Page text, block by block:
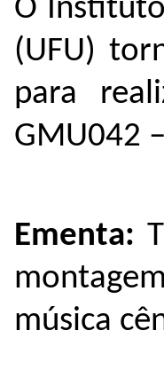
O
(UFU)
para
GMU042
Ementa:
música